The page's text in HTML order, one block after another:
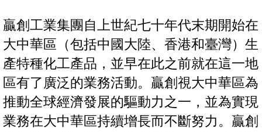
贏創工業集團自上世紀七十年代末期開始在
大中華區（包括中國大陸、香港和臺灣）生
產特種化工產品，並早在此之前就在這一地
區有了廣泛的業務活動。贏創視大中華區為
推動全球經濟發展的驅動力之一，並為實現
業務在大中華區持續增長而不斷努力。贏創